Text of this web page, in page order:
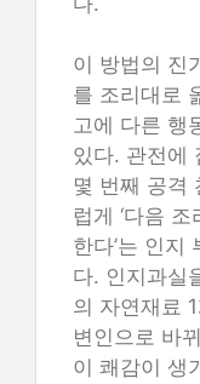
이 방법의 진
를 조리대로
고에 다른 행
있다. 관전에
몇 번째 공격
럽게 ‘다음
한다’는 인지
다. 인지과실
의 자연재료
변인으로 바
이 쾌감이 생